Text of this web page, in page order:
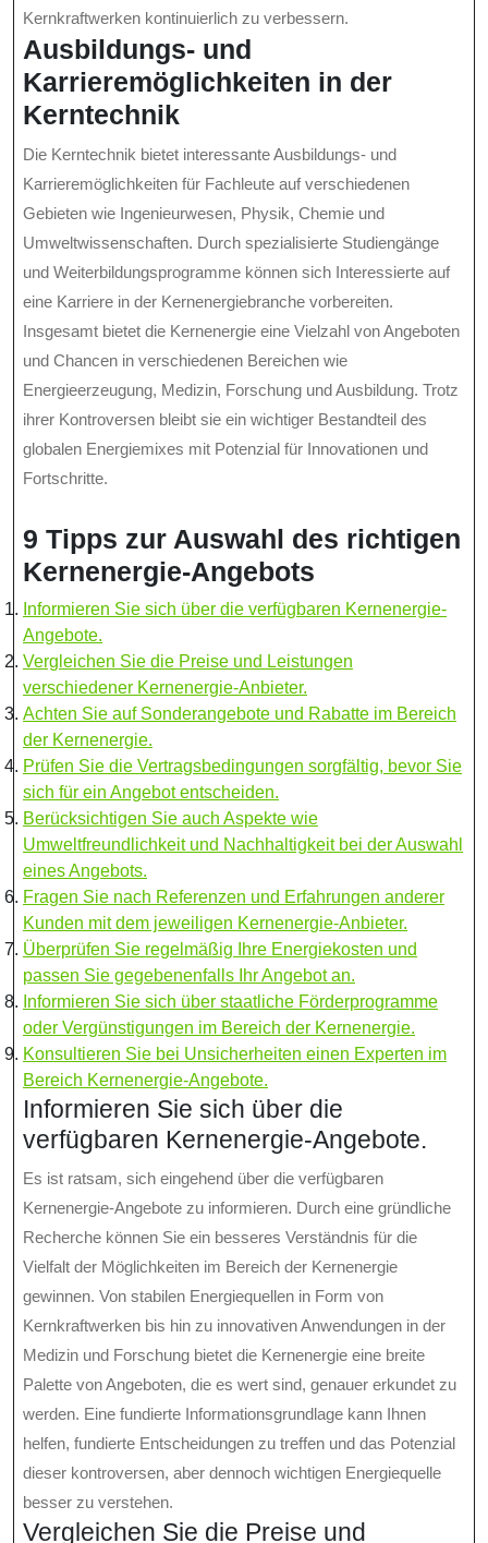
Kernkraftwerken kontinuierlich zu verbessern.
Ausbildungs- und
Karrieremöglichkeiten in der
Kerntechnik
Die Kerntechnik bietet interessante Ausbildungs- und
Karrieremöglichkeiten für Fachleute auf verschiedenen
Gebieten wie Ingenieurwesen, Physik, Chemie und
Umweltwissenschaften. Durch spezialisierte Studiengänge
und Weiterbildungsprogramme können sich Interessierte auf
eine Karriere in der Kernenergiebranche vorbereiten.
Insgesamt bietet die Kernenergie eine Vielzahl von Angeboten
und Chancen in verschiedenen Bereichen wie
Energieerzeugung, Medizin, Forschung und Ausbildung. Trotz
ihrer Kontroversen bleibt sie ein wichtiger Bestandteil des
globalen Energiemixes mit Potenzial für Innovationen und
Fortschritte.
9 Tipps zur Auswahl des richtigen
Kernenergie-Angebots
Informieren Sie sich über die verfügbaren Kernenergie-
Angebote.
Vergleichen Sie die Preise und Leistungen
verschiedener Kernenergie-Anbieter.
Achten Sie auf Sonderangebote und Rabatte im Bereich
der Kernenergie.
Prüfen Sie die Vertragsbedingungen sorgfältig, bevor Sie
sich für ein Angebot entscheiden.
Berücksichtigen Sie auch Aspekte wie
Umweltfreundlichkeit und Nachhaltigkeit bei der Auswahl
eines Angebots.
Fragen Sie nach Referenzen und Erfahrungen anderer
Kunden mit dem jeweiligen Kernenergie-Anbieter.
Überprüfen Sie regelmäßig Ihre Energiekosten und
passen Sie gegebenenfalls Ihr Angebot an.
Informieren Sie sich über staatliche Förderprogramme
oder Vergünstigungen im Bereich der Kernenergie.
Konsultieren Sie bei Unsicherheiten einen Experten im
Bereich Kernenergie-Angebote.
Informieren Sie sich über die
verfügbaren Kernenergie-Angebote.
Es ist ratsam, sich eingehend über die verfügbaren
Kernenergie-Angebote zu informieren. Durch eine gründliche
Recherche können Sie ein besseres Verständnis für die
Vielfalt der Möglichkeiten im Bereich der Kernenergie
gewinnen. Von stabilen Energiequellen in Form von
Kernkraftwerken bis hin zu innovativen Anwendungen in der
Medizin und Forschung bietet die Kernenergie eine breite
Palette von Angeboten, die es wert sind, genauer erkundet zu
werden. Eine fundierte Informationsgrundlage kann Ihnen
helfen, fundierte Entscheidungen zu treffen und das Potenzial
dieser kontroversen, aber dennoch wichtigen Energiequelle
besser zu verstehen.
Vergleichen Sie die Preise und